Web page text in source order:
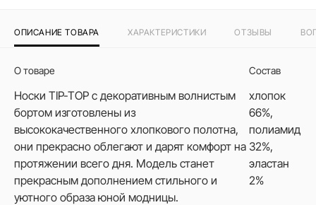
ОПИСАНИЕ ТОВАРА ХАРАКТЕРИСТИКИ ОТЗЫВЫ
О товаре
Носки TIP-TOP с декоративным волнистым
бортом изготовлены из
высококачественного хлопкового полотна,
они прекрасно облегают и дарят комфорт на
протяжении всего дня. Модель станет
прекрасным дополнением стильного и
уютного образа юной модницы.
Состав
хлопок
66%,
полиамид
32%,
эластан
2%